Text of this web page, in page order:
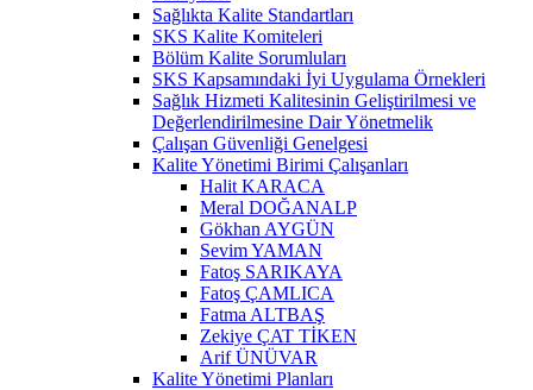
Sağlıkta Kalite Standartları
SKS Kalite Komiteleri
Bölüm Kalite Sorumluları
SKS Kapsamındaki İyi Uygulama Örnekleri
Sağlık Hizmeti Kalitesinin Geliştirilmesi ve
Değerlendirilmesine Dair Yönetmelik
Çalışan Güvenliği Genelgesi
Kalite Yönetimi Birimi Çalışanları
Halit KARACA
Meral DOĞANALP
Gökhan AYGÜN
Sevim YAMAN
Fatoş SARIKAYA
Fatoş ÇAMLICA
Fatma ALTBAŞ
Zekiye ÇAT TİKEN
Arif ÜNÜVAR
Kalite Yönetimi Planları